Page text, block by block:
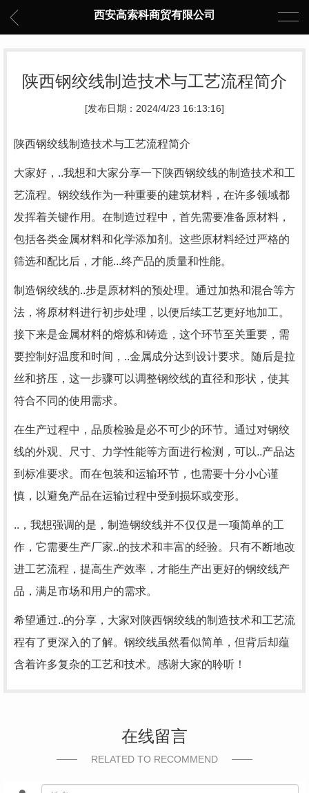
西安高索科商贸有限公司
陕西钢绞线制造技术与工艺流程简介
[发布日期：2024/4/23 16:13:16]
陕西钢绞线制造技术与工艺流程简介
大家好，..我想和大家分享一下陕西钢绞线的制造技术和工
艺流程。钢绞线作为一种重要的建筑材料，在许多领域都
发挥着关键作用。在制造过程中，首先需要准备原材料，
包括各类金属材料和化学添加剂。这些原材料经过严格的
筛选和配比后，才能...终产品的质量和性能。
制造钢绞线的..步是原材料的预处理。通过加热和混合等方
法，将原材料进行初步处理，以便后续工艺更好地加工。
接下来是金属材料的熔炼和铸造，这个环节至关重要，需
要控制好温度和时间，..金属成分达到设计要求。随后是拉
丝和挤压，这一步骤可以调整钢绞线的直径和形状，使其
符合不同的使用需求。
在生产过程中，品质检验是必不可少的环节。通过对钢绞
线的外观、尺寸、力学性能等方面进行检测，可以..产品达
到标准要求。而在包装和运输环节，也需要十分小心谨
慎，以避免产品在运输过程中受到损坏或变形。
..，我想强调的是，制造钢绞线并不仅仅是一项简单的工
作，它需要生产厂家..的技术和丰富的经验。只有不断地改
进工艺流程，提高生产效率，才能生产出更好的钢绞线产
品，满足市场和用户的需求。
希望通过..的分享，大家对陕西钢绞线的制造技术和工艺流
程有了更深入的了解。钢绞线虽然看似简单，但背后却蕴
含着许多复杂的工艺和技术。感谢大家的聆听！
在线留言
RELATED TO RECOMMEND